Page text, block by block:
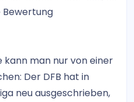
Bewertung
kann man nur von einer
Der DFB hat in
neu ausgeschrieben,